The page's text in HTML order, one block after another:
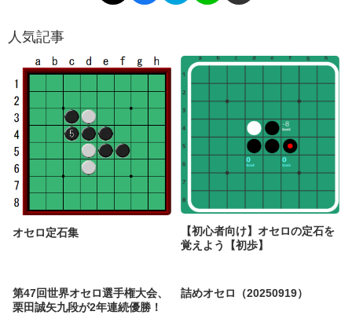
人気記事
オセロ定石集
【初心者向け】オセロの定石を
覚えよう【初歩】
第47回世界オセロ選手権大会、
栗田誠矢九段が2年連続優勝！
詰めオセロ（20250919）